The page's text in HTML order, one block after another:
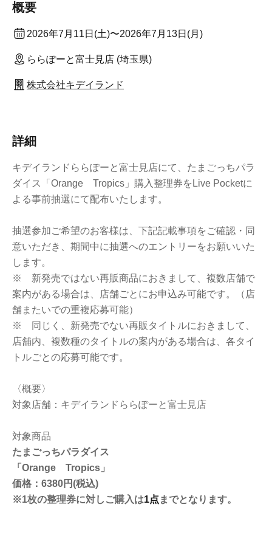
概要
2026年7月11日(土)〜2026年7月13日(月)
ららぽーと富士見店 (埼玉県)
株式会社キデイランド
詳細
キデイランドららぽーと富士見店にて、たまごっちパラ
ダイス「Orange Tropics 」購入整理券をLive Pocketに
よる事前抽選にて配布いたします。
抽選参加ご希望のお客様は、下記記載事項をご確認・同
意いただき、期間中に抽選へのエントリーをお願いいた
します。
※ 新発売ではない再販商品におきまして、複数店舗で
案内がある場合は、店舗ごとにお申込み可能です。（店
舗またいでの重複応募可能）
※ 同じく、新発売でない再販タイトルにおきまして、
店舗内、複数種のタイトルの案内がある場合は、各タイ
トルごとの応募可能です。
〈概要〉
対象店舗：キデイランドららぽーと富士見店
対象商品
たまごっちパラダイス
「 Orange Tropics 」
価格：6380円(税込)
※1枚の整理券に対しご購入は1点 までとなります。